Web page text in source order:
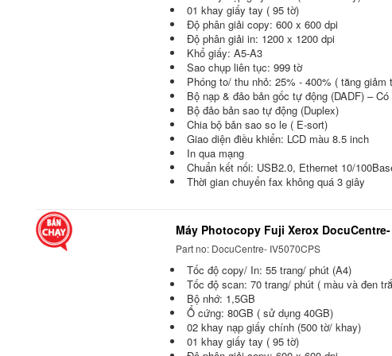
01 khay giấy tay ( 95 tờ)
Độ phân giải copy: 600 x 600 dpi
Độ phân giải in: 1200 x 1200 dpi
Khổ giấy: A5-A3
Sao chụp liên tục: 999 tờ
Phóng to/ thu nhỏ: 25% - 400% ( tăng giảm
Bộ nạp & đảo bản gốc tự động (DADF) – Có
Bộ đảo bản sao tự động (Duplex)
Chia bộ bản sao so le ( E-sort)
Giao diện điều khiển: LCD màu 8.5 inch
In qua mạng
Chuẩn kết nối: USB2.0, Ethernet 10/
Thời gian chuyển fax không quá 3 giây
Máy Photocopy Fuji Xerox DocuCentre-
Part no: DocuCentre- IV5070CPS
Tốc độ copy/ In: 55 trang/ phút (A4)
Tốc độ scan: 70 trang/ phút ( màu và đen
Bộ nhớ: 1,5GB
Ổ cứng: 80GB ( sử dụng 40GB)
02 khay nạp giấy chính (500 tờ/ khay)
01 khay giấy tay ( 95 tờ)